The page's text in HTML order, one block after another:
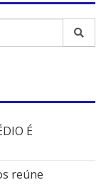
É
reúne